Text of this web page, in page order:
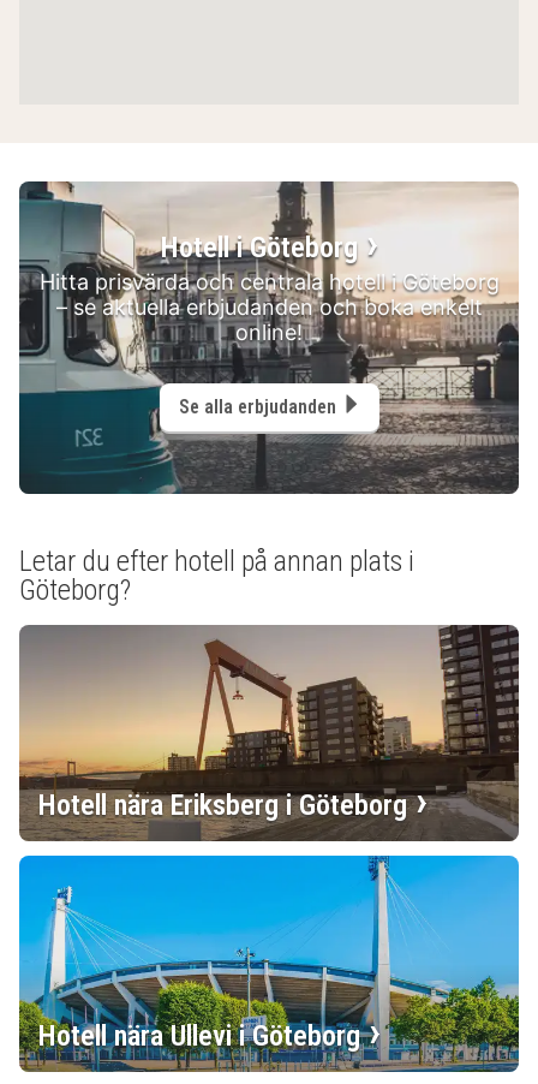
Hotell i Göteborg
Hitta prisvärda och centrala hotell i Göteborg
– se aktuella erbjudanden och boka enkelt
online!
Se alla erbjudanden
Letar du efter hotell på annan plats i
Göteborg?
Hotell nära Eriksberg i Göteborg
Hotell nära Ullevi i Göteborg